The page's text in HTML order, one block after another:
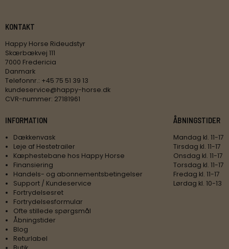
KONTAKT
Happy Horse Rideudstyr
Skærbækvej 111
7000 Fredericia
Danmark
Telefonnr.: +45 75 51 39 13
kundeservice@happy-horse.dk
CVR-nummer: 27181961
INFORMATION
Dækkenvask
Leje af Hestetrailer
Kæphestebane hos Happy Horse
Finansiering
Handels- og abonnementsbetingelser
Support / Kundeservice
Fortrydelsesret
Fortrydelsesformular
Ofte stillede spørgsmål
Åbningstider
Blog
Returlabel
ÅBNINGSTIDER
Mandag kl. 11-17
Tirsdag kl. 11-17
Onsdag kl. 11-17
Torsdag kl. 11-17
Fredag kl. 11-17
Lørdag kl. 10-13